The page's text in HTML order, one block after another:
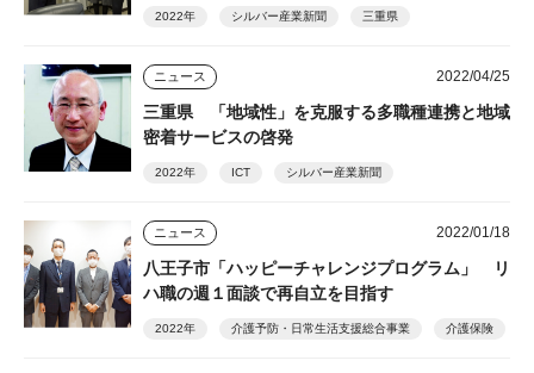
2022年 シルバー産業新聞 三重県
ニュース 2022/04/25
三重県 「地域性」を克服する多職種連携と地域
密着サービスの啓発
2022年 ICT シルバー産業新聞
ニュース 2022/01/18
八王子市「ハッピーチャレンジプログラム」 リ
ハ職の週１面談で再自立を目指す
2022年 介護予防・日常生活支援総合事業 介護保険